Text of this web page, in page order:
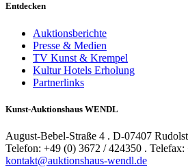
Entdecken
Auktionsberichte
Presse & Medien
TV Kunst & Krempel
Kultur Hotels Erholung
Partnerlinks
Kunst-Auktionshaus WENDL
August-Bebel-Straße 4 . D-07407
Telefon: +49 (0) 3672 / 424350 .
kontakt@auktionshaus-wendl.de